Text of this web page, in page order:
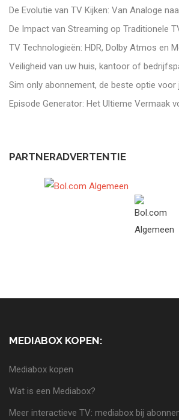
De Evolutie van TV Kijken: Van Analoge
De Impact van Streaming op Traditionele
TV Technologieën: HDR, Dolby Atmos en
Veiligheid van uw huis, kantoor of
Sim only abonnement, de beste optie voor
Episode Generator: Het Ultieme Vermaak
PARTNERADVERTENTIE
MEDIABOX KOPEN:
Mediabox kopen
Wat is een Mediabox?
Meer interactieve TV: mediabox bij